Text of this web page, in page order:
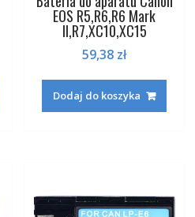
EOS R5,R6,R6 Mark
II,R7,XC10,XC15
59,38 zł
Dodaj do koszyka